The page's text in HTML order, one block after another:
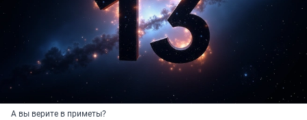
А вы верите в приметы?